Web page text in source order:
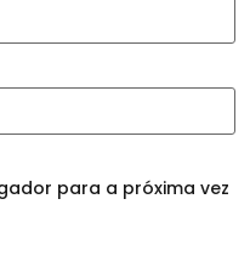
para a próxima vez